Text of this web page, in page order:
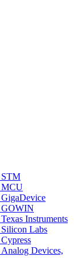
MCU
Instruments
Labs
Devices,